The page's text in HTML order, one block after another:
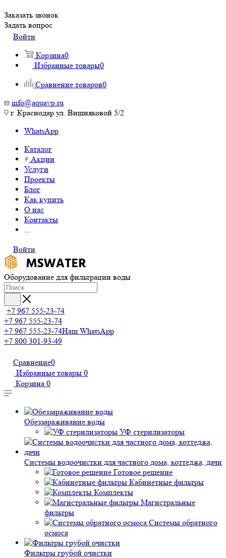
Заказать звонок
Задать вопрос
Войти
Корзина0
Избранные товары0
Сравнение товаров0
info@aquavp.ru
г. Краснодар ул. Вишняковой 5/2
WhatsApp
Каталог
Акции
Услуги
Проекты
Блог
Как купить
О нас
Контакты
...
Войти
Оборудование для фильтрации воды
+7 967 555-23-74
+7 967 555-23-74
+7 967 555-23-74Наш WhatsApp
+7 800 301-93-49
Сравнение0
Избранные товары 0
Корзина 0
Обеззараживание воды
УФ стерилизаторы
Системы водоочистки для частного дома, коттеджа, дачи
Готовое решение
Кабинетные фильтры
Комплекты
Магистральные
фильтры
Системы обратного
осмоса
Фильтры грубой очистки